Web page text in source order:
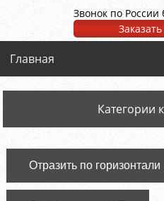
Звонок по России
Главная
Категории
Отразить по горизонтали